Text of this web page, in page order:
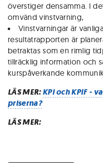
överstiger densamma. I
omvänd vinstvarning,
Vinstvarningar är
resultatrapporten är
betraktas som en rimlig
tillräcklig information och
kurspåverkande
LÄS MER:KPI och KPIF -
priserna?
LÄS MER: